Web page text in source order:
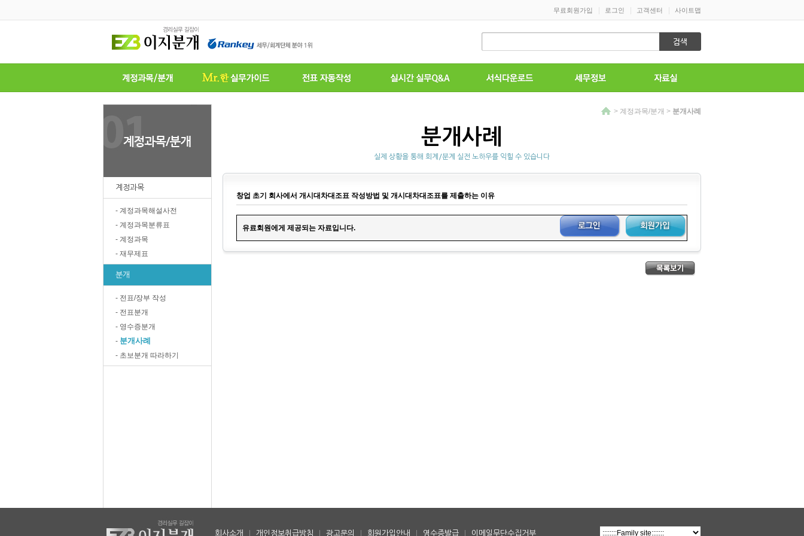
무료회원가입 로그인 고객센터 사이트맵
계정과목
- 계정과목해설사전
- 계정과목분류표
- 계정과목
- 재무제표
분개
- 전표/장부 작성
- 전표분개
- 영수증분개
- 분개사례
- 초보분개 따라하기
> 계정과목/분개 > 분개사례
분개사례
실제 상황을 통해 회계/분계 실전 노하우를 익힐 수 있습니다
창업 초기 회사에서 개시대차대조표 작성방법 및 개시대차대조표를 제출하는 이유
유료회원에게 제공되는 자료입니다.
회사소개 개인정보취급방침 광고문의 회원가입안내 영수증발급 이메일무단수집거부